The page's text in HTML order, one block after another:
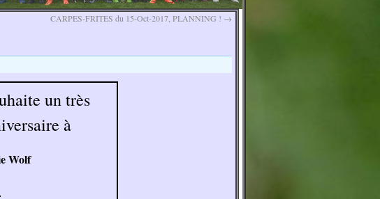
CARPES-FRITES du 15-Oct-2017, PLANNING ! →
un très
à
Wolf